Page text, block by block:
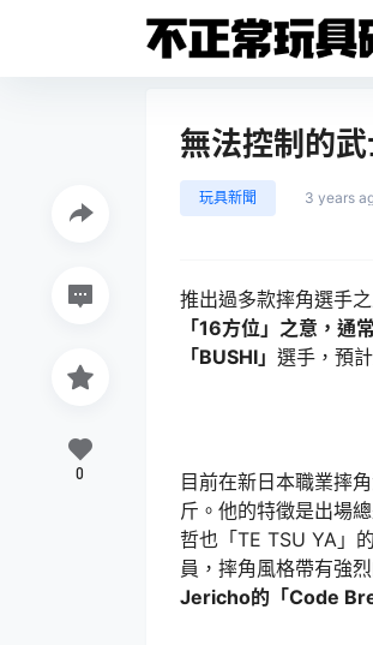
無法控制的
玩具新聞 3 years
推出過多款摔角選手
「16方位」之意，通
「BUSHI」 選手，預
目前在新日本職業摔
斤。他的特徵是出場
哲也「TE TSU YA」
員，摔角風格帶有強
Jericho的「Code
0